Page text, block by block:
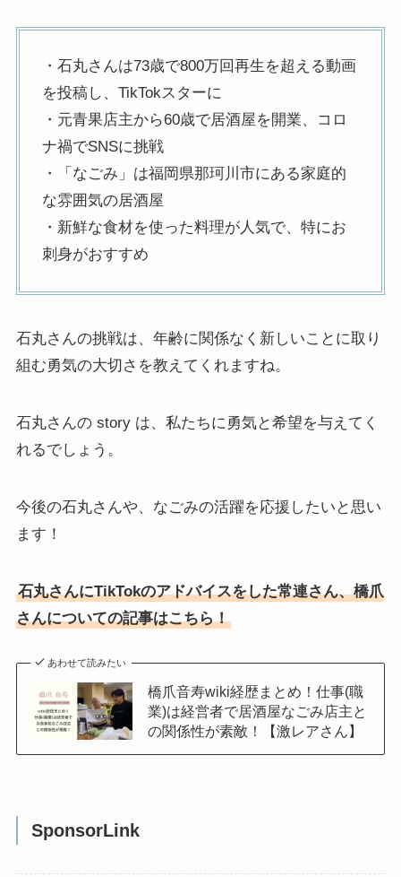
・石丸さんは73歳で800万回再生を超える動画
を投稿し、TikTokスターに
・元青果店主から60歳で居酒屋を開業、コロ
ナ禍でSNSに挑戦
・「なごみ」は福岡県那珂川市にある家庭的
な雰囲気の居酒屋
・新鮮な食材を使った料理が人気で、特にお
刺身がおすすめ
石丸さんの挑戦は、年齢に関係なく新しいことに取り
組む勇気の大切さを教えてくれますね。
石丸さんの story は、私たちに勇気と希望を与えてく
れるでしょう。
今後の石丸さんや、なごみの活躍を応援したいと思い
ます！
石丸さんにTikTokのアドバイスをした常連さん、橋爪
さんについての記事はこちら！
あわせて読みたい
橋爪音寿wiki経歴まとめ！仕事(職
業)は経営者で居酒屋なごみ店主と
の関係性が素敵！【激レアさん】
SponsorLink